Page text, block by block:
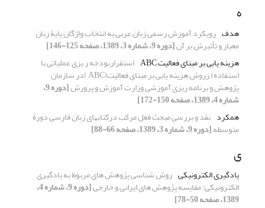
ه
هدف رویکرد آموزش رسمی زبان عربی به انتخاب واژگان پایۀ زبان
معیار و تأثیرش بر آن[دوره 9، شماره 3، 1389، صفحه 125-146]
هزینه یابی بر مبنای فعالیت ABC
استقراربودجه ر یزی عملیاتی با
استفاده ا زروش هزینه یابی بر مبنای فعالیت(ABC )در سازمان
پژوهش و برنامه ریزی آموزشی وزارت آموزش و پرورش [دوره 9،
شماره 4، 1389، صفحه 150-172]
همکرد نقد و بررسی مبحث فعل مرکب درکتابهای زبان فارسی دورۀ
متوسطه[دوره 9، شماره 3، 1389، صفحه 66-88]
ی
یادگیری الکترونیکی روش شناسی پژوهش های مربوط به یادگیری
الکترونیکی: مقایسه پژوهش های ایرانی و خارجی [دوره 9، شماره 4،
1389، صفحه 50-78]